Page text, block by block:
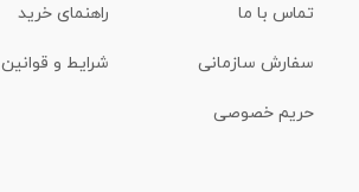
تماس با ما راهنمای خرید
سفارش سازمانی شرایط و قوانین
حریم خصوصی